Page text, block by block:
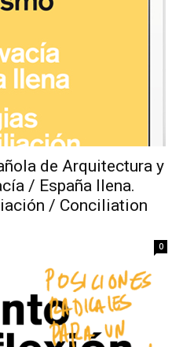
de Arquitectura y
/ España llena.
/ Conciliation
0